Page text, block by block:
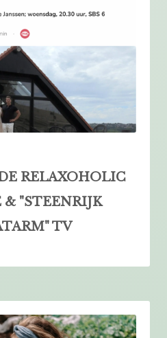
RELAXOHOLIC
"STEENRIJK
TV